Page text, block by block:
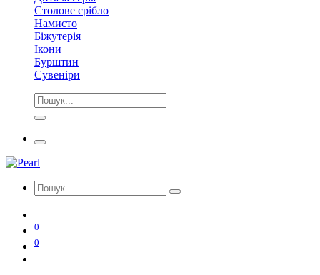
Столове срібло
Намисто
Біжутерія
Ікони
Бурштин
Сувеніри
0
0